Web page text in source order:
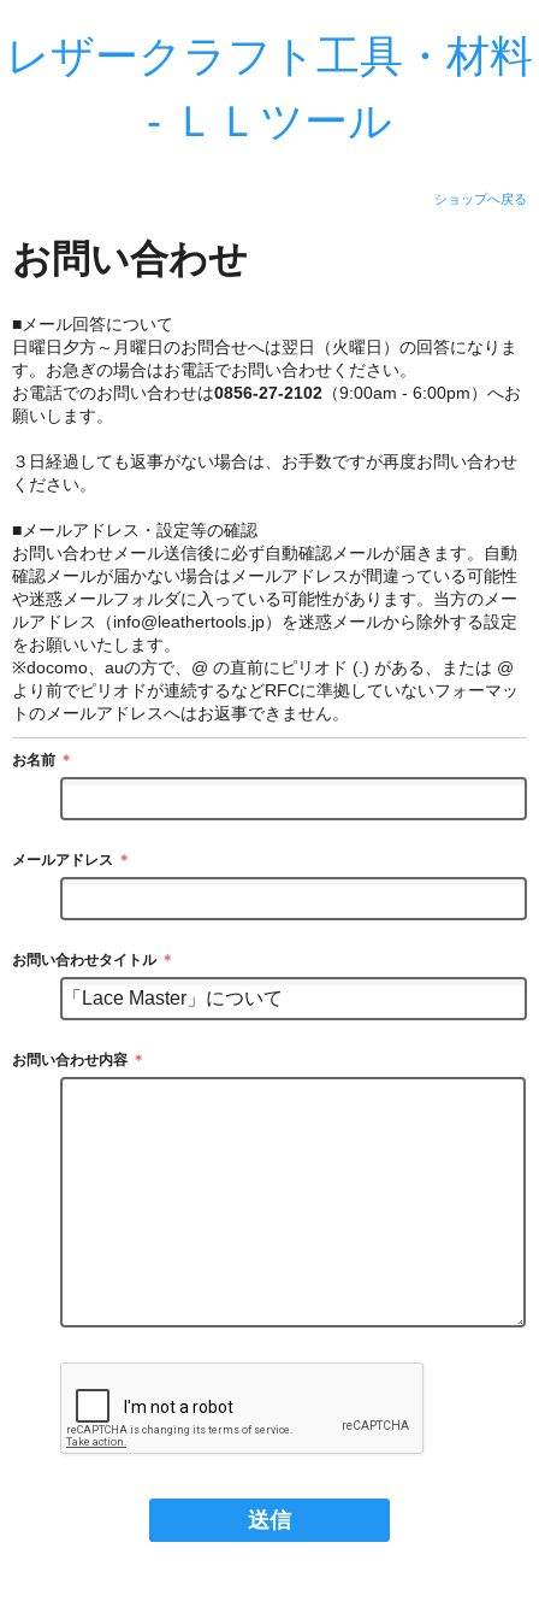
レザークラフト工具・材料
- ＬＬツール
ショップへ戻る
お問い合わせ
■メール回答について
日曜日夕方～月曜日のお問合せへは翌日（火曜日）の回答になりま
す。お急ぎの場合はお電話でお問い合わせください。
お電話でのお問い合わせは0856-27-2102 （9:00am - 6:00pm）へお
願いします。
３日経過しても返事がない場合は、お手数ですが再度お問い合わせ
ください。
■メールアドレス・設定等の確認
お問い合わせメール送信後に必ず自動確認メールが届きます。自動
確認メールが届かない場合はメールアドレスが間違っている可能性
や迷惑メールフォルダに入っている可能性があります。当方のメー
ルアドレス（info@leathertools.jp）を迷惑メールから除外する設定
をお願いいたします。
※docomo、auの方で、@ の直前にピリオド (.) がある、または @
より前でピリオドが連続するなどRFCに準拠していないフォーマッ
トのメールアドレスへはお返事できません。
お名前 ＊
メールアドレス ＊
お問い合わせタイトル ＊
お問い合わせ内容 ＊